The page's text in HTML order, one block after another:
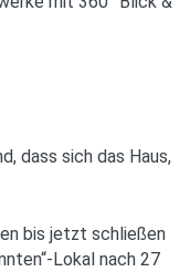
dass sich das Haus,
bis jetzt schließen
Lokal nach 27